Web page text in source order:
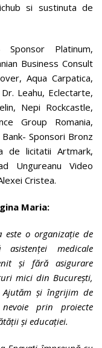
si sustinuta de
Sponsor Platinum,
Business Consult
Aqua Carpatica,
Leahu, Eclectarte,
Nepi Rockcastle,
Group Romania,
Sponsori Bronz
de licitatii Artmark,
Ungureanu Video
Cristea.
Maria:
este o organizație de
asistenței medicale
și fără asigurare
mici din București,
Ajutăm și îngrijim de
prin proiecte
și educației.